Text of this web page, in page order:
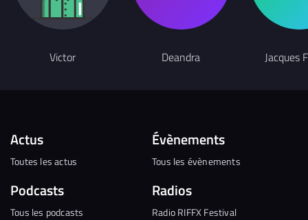
Victor Deandra Jacques
Actus
Toutes les actus
Podcasts
Tous les podcasts
Évènements
Tous les évènements
Radios
Radio RIFFX Festival